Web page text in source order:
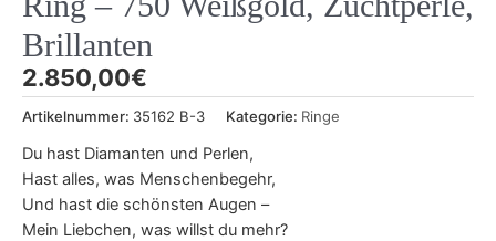
Brillanten
2.850,00€
Artikelnummer: 35162 B-3 Kategorie: Ringe
Du hast Diamanten und Perlen,
Hast alles, was Menschenbegehr,
Und hast die schönsten Augen –
Mein Liebchen, was willst du mehr?